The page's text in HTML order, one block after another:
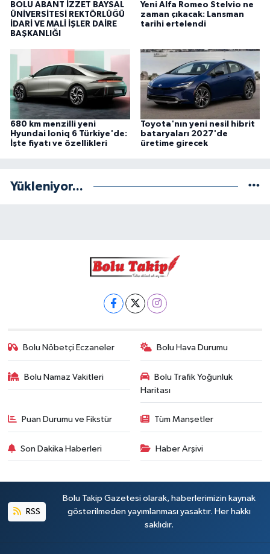
BOLU ABANT İZZET BAYSAL
ÜNİVERSİTESİ REKTÖRLÜĞÜ
İDARİ VE MALİ İŞLER DAİRE
BAŞKANLIĞI
Yeni Alfa Romeo Stelvio ne
zaman çıkacak: Lansman
tarihi ertelendi
680 km menzilli yeni
Hyundai Ioniq 6 Türkiye'de:
İşte fiyatı ve özellikleri
Toyota'nın yeni nesil hibrit
bataryaları 2027'de
üretime girecek
Yükleniyor...
Bolu Nöbetçi Eczaneler Bolu Hava Durumu
Bolu Namaz Vakitleri
Bolu Trafik Yoğunluk
Haritası
Puan Durumu ve Fikstür Tüm Manşetler
Son Dakika Haberleri Haber Arşivi
RSS
Bolu Takip Gazetesi olarak, haberlerimizin kaynak
gösterilmeden yayımlanması yasaktır. Her hakkı
saklıdır.